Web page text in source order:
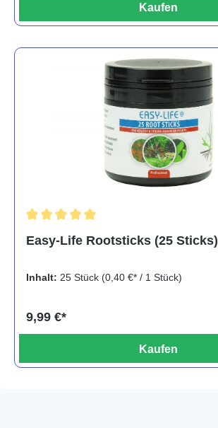
Kaufen
Easy-Life Rootsticks (25 Sticks)
Inhalt: 25 Stück (0,40 €* / 1 Stück)
9,99 €*
Kaufen